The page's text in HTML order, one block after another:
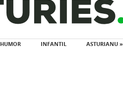
HUMOR INFANTIL ASTURIANU »